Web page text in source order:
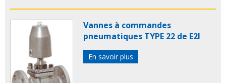
Vannes à commandes
pneumatiques TYPE 22 de E2I
En savoir plus